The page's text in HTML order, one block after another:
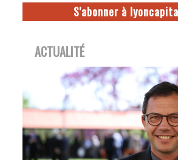
S'abonner à
ACTUALITÉ